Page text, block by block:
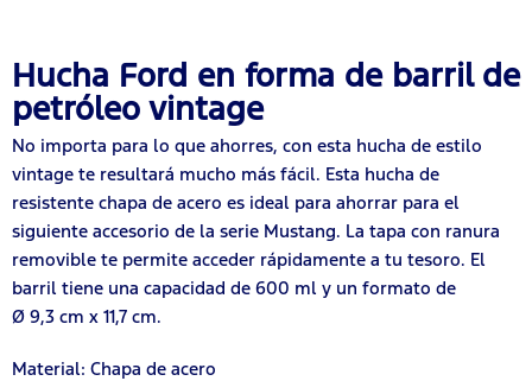
Hucha Ford en forma de barril de
petróleo vintage
No importa para lo que ahorres, con esta hucha de estilo
vintage te resultará mucho más fácil. Esta hucha de
resistente chapa de acero es ideal para ahorrar para el
siguiente accesorio de la serie Mustang. La tapa con ranura
removible te permite acceder rápidamente a tu tesoro. El
barril tiene una capacidad de 600 ml y un formato de
Ø 9,3 cm x 11,7 cm.
Material: Chapa de acero